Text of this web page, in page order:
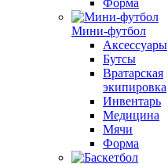
Форма
Мини-футбол
Аксессуары
Бутсы
Вратарская
экипировка
Инвентарь
Медицина
Мячи
Форма